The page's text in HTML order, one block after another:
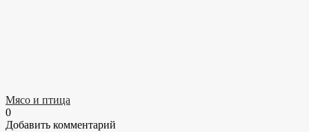
Мясо и птица
0
Добавить комментарий